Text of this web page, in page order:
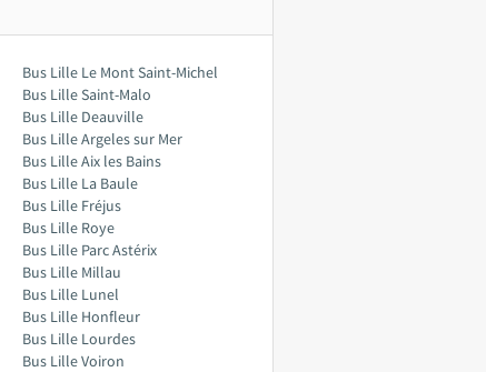
Bus Lille Le Mont Saint-Michel
Bus Lille Saint-Malo
Bus Lille Deauville
Bus Lille Argeles sur Mer
Bus Lille Aix les Bains
Bus Lille La Baule
Bus Lille Fréjus
Bus Lille Roye
Bus Lille Parc Astérix
Bus Lille Millau
Bus Lille Lunel
Bus Lille Honfleur
Bus Lille Lourdes
Bus Lille Voiron